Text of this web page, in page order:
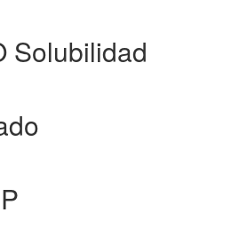
Solubilidad